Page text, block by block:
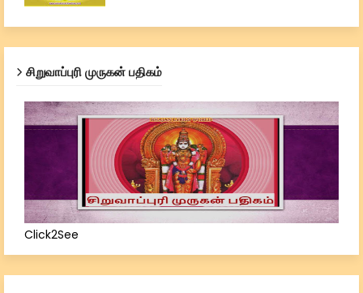
சிறுவாப்புரி முருகன் பதிகம்
Click2See